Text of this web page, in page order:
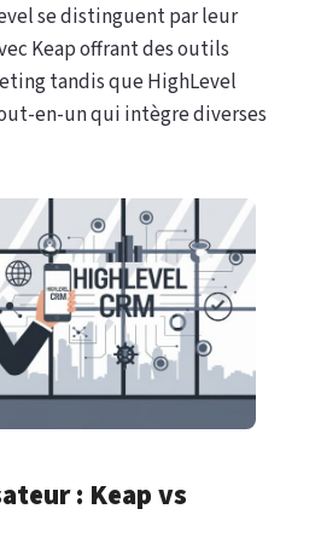
se distinguent par leur
Keap offrant des outils
tandis que HighLevel
en-un qui intègre diverses
: Keap vs